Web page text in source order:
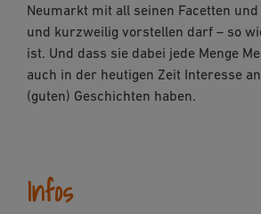
Neumarkt mit all seinen Facetten
und kurzweilig vorstellen darf – so
ist. Und dass sie dabei jede Menge
auch in der heutigen Zeit Interesse
(guten) Geschichten haben.
Infos